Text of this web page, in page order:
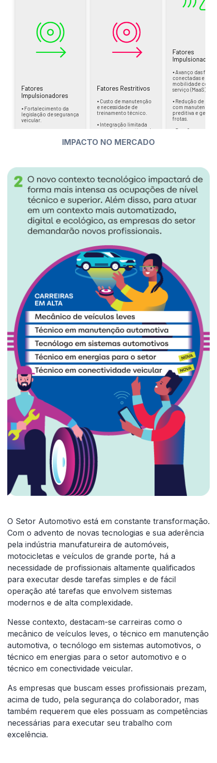
IMPACTO NO MERCADO
O Setor Automotivo está em constante transformação.
Com o advento de novas tecnologias e sua aderência
pela indústria manufatureira de automóveis,
motocicletas e veículos de grande porte, há a
necessidade de profissionais altamente qualificados
para executar desde tarefas simples e de fácil
operação até tarefas que envolvem sistemas
modernos e de alta complexidade.
Nesse contexto, destacam-se carreiras como o
mecânico de veículos leves, o técnico em manutenção
automotiva, o tecnólogo em sistemas automotivos, o
técnico em energias para o setor automotivo e o
técnico em conectividade veicular.
As empresas que buscam esses profissionais prezam,
acima de tudo, pela segurança do colaborador, mas
também requerem que eles possuam as competências
necessárias para executar seu trabalho com
excelência.